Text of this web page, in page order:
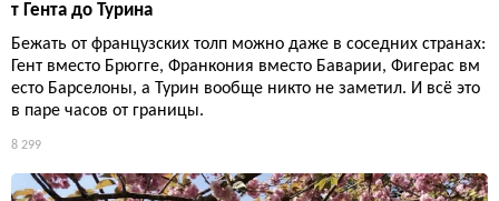
т Гента до Турина
Бежать от французских толп можно даже в соседних странах:
Гент вместо Брюгге, Франкония вместо Баварии, Фигерас вм
есто Барселоны, а Турин вообще никто не заметил. И всё это
в паре часов от границы.
8 299